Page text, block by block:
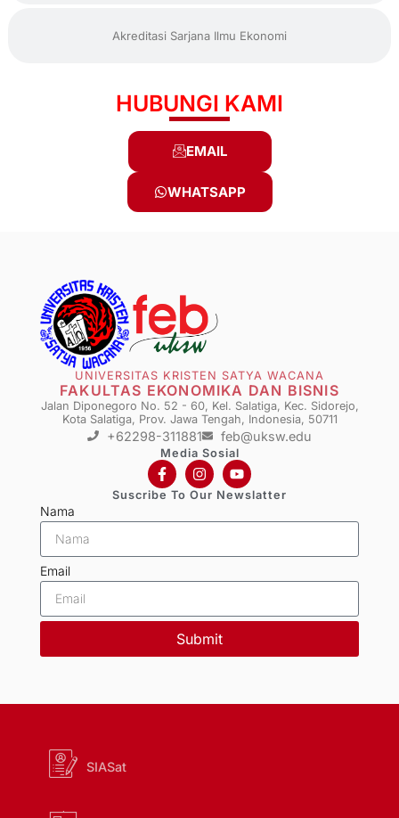
Akreditasi Sarjana Ilmu Ekonomi
HUBUNGI KAMI
EMAIL
WHATSAPP
UNIVERSITAS KRISTEN SATYA WACANA
FAKULTAS EKONOMIKA DAN BISNIS
Jalan Diponegoro No. 52 - 60, Kel. Salatiga, Kec. Sidorejo,
Kota Salatiga, Prov. Jawa Tengah, Indonesia, 50711
+62298-311881 feb@uksw.edu
Media Sosial
Suscribe To Our Newslatter
Nama
Email
Submit
SIASat